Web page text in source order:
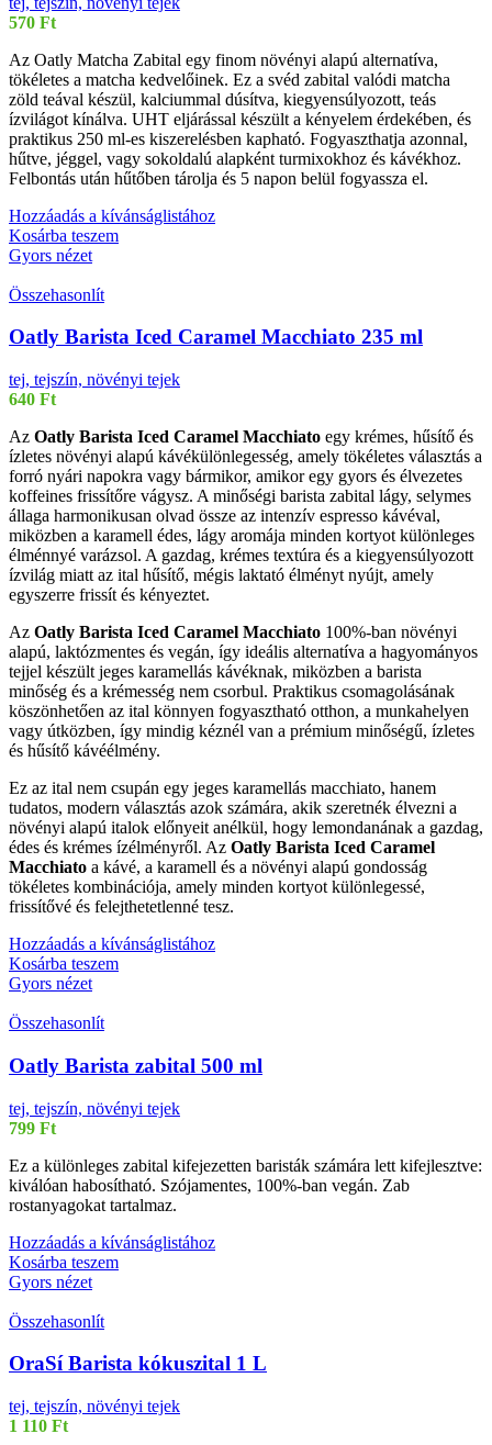
570 Ft
Az Oatly Matcha Zabital egy finom növényi alapú alternatíva,
tökéletes a matcha kedvelőinek. Ez a svéd zabital valódi matcha
zöld teával készül, kalciummal dúsítva, kiegyensúlyozott, teás
ízvilágot kínálva. UHT eljárással készült a kényelem érdekében, és
praktikus 250 ml-es kiszerelésben kapható. Fogyaszthatja azonnal,
hűtve, jéggel, vagy sokoldalú alapként turmixokhoz és kávékhoz.
Felbontás után hűtőben tárolja és 5 napon belül fogyassza el.
Hozzáadás a kívánságlistához
Kosárba teszem
Gyors nézet
Összehasonlít
Oatly Barista Iced Caramel Macchiato 235 ml
tej, tejszín, növényi tejek
640 Ft
Az Oatly Barista Iced Caramel Macchiato egy krémes, hűsítő és
ízletes növényi alapú kávékülönlegesség, amely tökéletes választás a
forró nyári napokra vagy bármikor, amikor egy gyors és élvezetes
koffeines frissítőre vágysz. A minőségi barista zabital lágy, selymes
állaga harmonikusan olvad össze az intenzív espresso kávéval,
miközben a karamell édes, lágy aromája minden kortyot különleges
élménnyé varázsol. A gazdag, krémes textúra és a kiegyensúlyozott
ízvilág miatt az ital hűsítő, mégis laktató élményt nyújt, amely
egyszerre frissít és kényeztet.
Az Oatly Barista Iced Caramel Macchiato 100%-ban növényi
alapú, laktózmentes és vegán, így ideális alternatíva a hagyományos
tejjel készült jeges karamellás kávéknak, miközben a barista
minőség és a krémesség nem csorbul. Praktikus csomagolásának
köszönhetően az ital könnyen fogyasztható otthon, a munkahelyen
vagy útközben, így mindig kéznél van a prémium minőségű, ízletes
és hűsítő kávéélmény.
Ez az ital nem csupán egy jeges karamellás macchiato, hanem
tudatos, modern választás azok számára, akik szeretnék élvezni a
növényi alapú italok előnyeit anélkül, hogy lemondanának a gazdag,
édes és krémes ízélményről. Az Oatly Barista Iced Caramel
Macchiato a kávé, a karamell és a növényi alapú gondosság
tökéletes kombinációja, amely minden kortyot különlegessé,
frissítővé és felejthetetlenné tesz.
Hozzáadás a kívánságlistához
Kosárba teszem
Gyors nézet
Összehasonlít
Oatly Barista zabital 500 ml
tej, tejszín, növényi tejek
799 Ft
Ez a különleges zabital kifejezetten baristák számára lett kifejlesztve:
kiválóan habosítható. Szójamentes, 100%-ban vegán. Zab
rostanyagokat tartalmaz.
Hozzáadás a kívánságlistához
Kosárba teszem
Gyors nézet
Összehasonlít
OraSí Barista kókuszital 1 L
tej, tejszín, növényi tejek
1 110 Ft